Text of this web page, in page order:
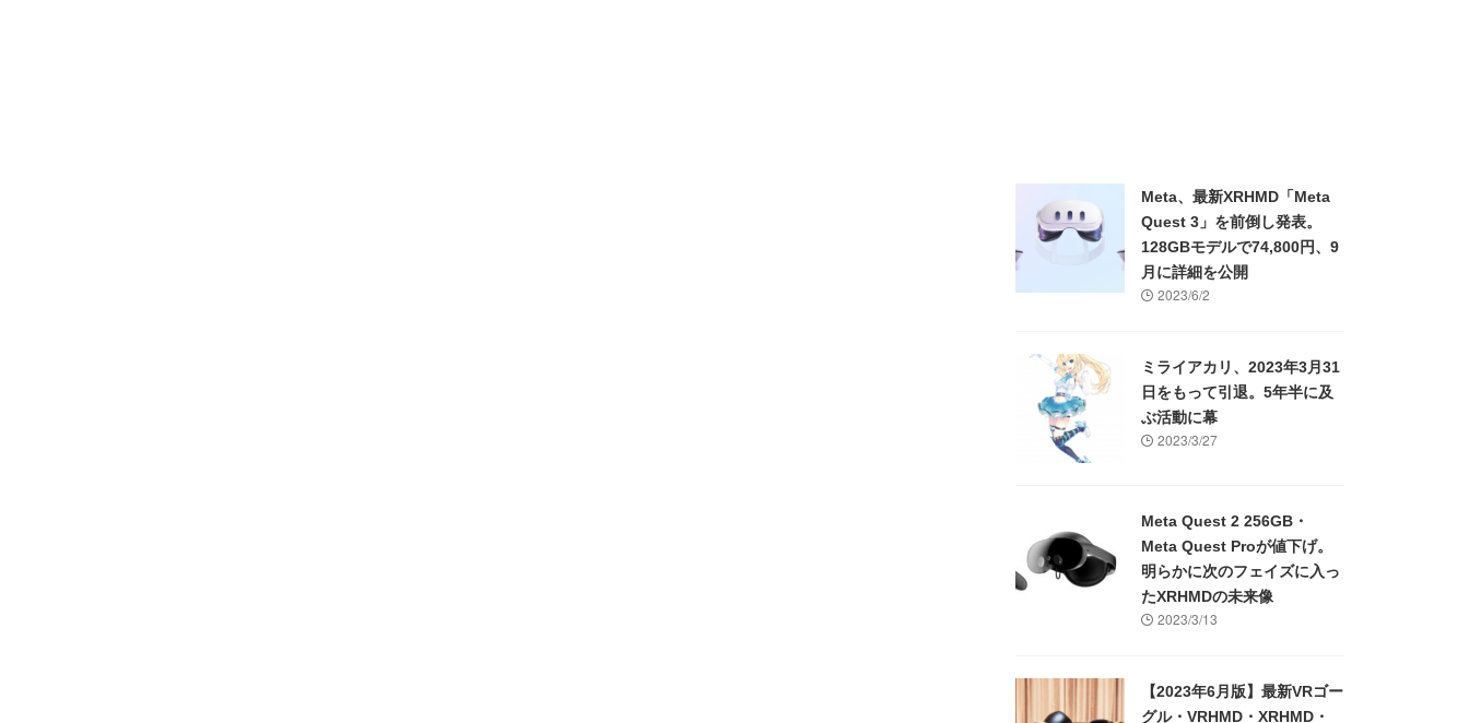
Meta、最新XRHMD「Meta
Quest 3」を前倒し発表。
128GBモデルで74,800円、9
月に詳細を公開
2023/6/2
ミライアカリ、2023年3月31
日をもって引退。5年半に及
ぶ活動に幕
2023/3/27
Meta Quest 2 256GB・
Meta Quest Proが値下げ。
明らかに次のフェイズに入っ
たXRHMDの未来像
2023/3/13
【2023年6月版】最新VRゴー
グル・VRHMD・XRHMD・